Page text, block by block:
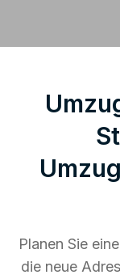
Planen Sie
die neue